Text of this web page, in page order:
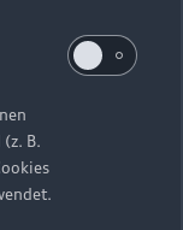
der
auf dieser
B.